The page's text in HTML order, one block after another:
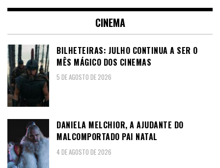
CINEMA
BILHETEIRAS: JULHO CONTINUA A SER O
MÊS MÁGICO DOS CINEMAS
5 DE AGOSTO DE 2026
DANIELA MELCHIOR, A AJUDANTE DO
MALCOMPORTADO PAI NATAL
4 DE AGOSTO DE 2026